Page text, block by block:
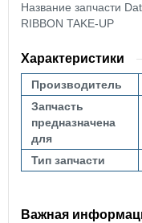
Название запчасти
RIBBON TAKE-UP
Характеристики
Производитель
Запчасть
предназначена
для
Тип запчасти
Важная